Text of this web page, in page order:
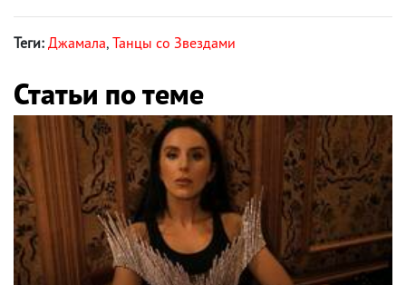
Теги: Джамала, Танцы со Звездами
Статьи по теме